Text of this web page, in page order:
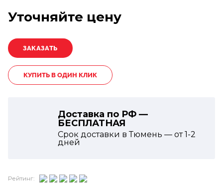
Уточняйте цену
КУПИТЬ В ОДИН КЛИК
Доставка по РФ —
БЕСПЛАТНАЯ
Срок доставки в Тюмень — от1-2
дней
Рейтинг: